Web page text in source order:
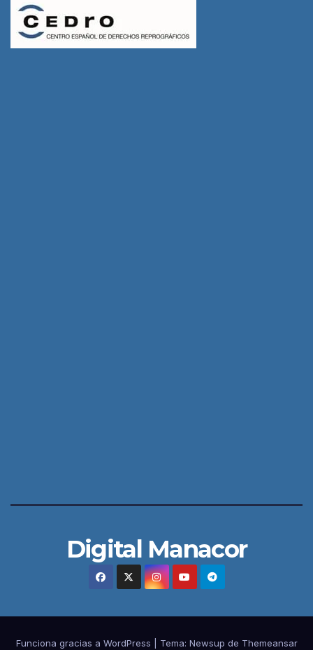
Digital Manacor
Funciona gracias a WordPress Tema: Newsup de Themeansar